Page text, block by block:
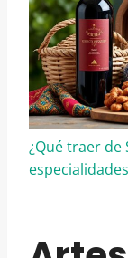
¿Qué traer de